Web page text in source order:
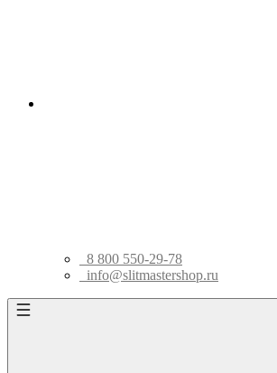
8 800 550-29-78
info@slitmastershop.ru